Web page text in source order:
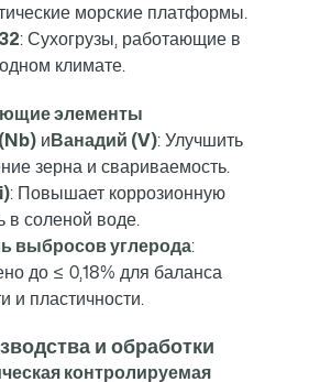
морские платформы.
: Сухогрузы, работающие в
климате.
элементы
и Ванадий (V): Улучшить
зерна и свариваемость.
: Повышает коррозионную
в соленой воде.
выбросов углерода:
до ≤ 0,18% для баланса
и пластичности.
и обработки
контролируемая